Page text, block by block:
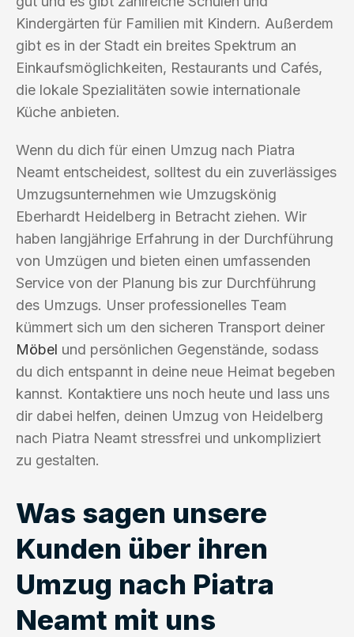
Kindergärten für Familien mit Kindern. Außerdem
gibt es in der Stadt ein breites Spektrum an
Einkaufsmöglichkeiten, Restaurants und Cafés,
die lokale Spezialitäten sowie internationale
Küche anbieten.
Wenn du dich für einen Umzug nach Piatra
Neamt entscheidest, solltest du ein zuverlässiges
Umzugsunternehmen wie Umzugskönig
Eberhardt Heidelberg in Betracht ziehen. Wir
haben langjährige Erfahrung in der Durchführung
von Umzügen und bieten einen umfassenden
Service von der Planung bis zur Durchführung
des Umzugs. Unser professionelles Team
kümmert sich um den sicheren Transport deiner
Möbel und persönlichen Gegenstände, sodass
du dich entspannt in deine neue Heimat begeben
kannst. Kontaktiere uns noch heute und lass uns
dir dabei helfen, deinen Umzug von Heidelberg
nach Piatra Neamt stressfrei und unkompliziert
zu gestalten.
Was sagen unsere
Kunden über ihren
Umzug nach Piatra
Neamt mit uns